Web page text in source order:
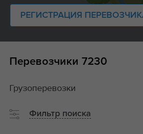
РЕГИСТРАЦИЯ
Перевозчики 7230
Грузоперевозки
Фильтр поиска